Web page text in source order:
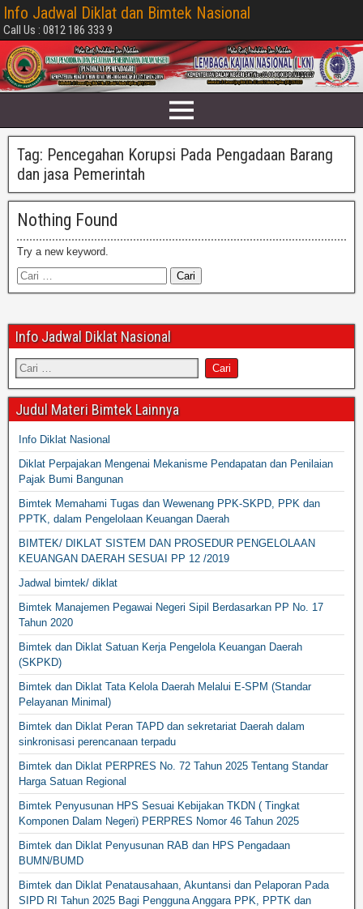
Info Jadwal Diklat dan Bimtek Nasional
Call Us : 0812 186 333 9
Tag: Pencegahan Korupsi Pada Pengadaan Barang
dan jasa Pemerintah
Nothing Found
Try a new keyword.
Info Jadwal Diklat Nasional
Judul Materi Bimtek Lainnya
Info Diklat Nasional
Diklat Perpajakan Mengenai Mekanisme Pendapatan dan Penilaian
Pajak Bumi Bangunan
Bimtek Memahami Tugas dan Wewenang PPK-SKPD, PPK dan
PPTK, dalam Pengelolaan Keuangan Daerah
BIMTEK/ DIKLAT SISTEM DAN PROSEDUR PENGELOLAAN
KEUANGAN DAERAH SESUAI PP 12 /2019
Jadwal bimtek/ diklat
Bimtek Manajemen Pegawai Negeri Sipil Berdasarkan PP No. 17
Tahun 2020
Bimtek dan Diklat Satuan Kerja Pengelola Keuangan Daerah
(SKPKD)
Bimtek dan Diklat Tata Kelola Daerah Melalui E-SPM (Standar
Pelayanan Minimal)
Bimtek dan Diklat Peran TAPD dan sekretariat Daerah dalam
sinkronisasi perencanaan terpadu
Bimtek dan Diklat PERPRES No. 72 Tahun 2025 Tentang Standar
Harga Satuan Regional
Bimtek Penyusunan HPS Sesuai Kebijakan TKDN ( Tingkat
Komponen Dalam Negeri) PERPRES Nomor 46 Tahun 2025
Bimtek dan Diklat Penyusunan RAB dan HPS Pengadaan
BUMN/BUMD
Bimtek dan Diklat Penatausahaan, Akuntansi dan Pelaporan Pada
SIPD RI Tahun 2025 Bagi Pengguna Anggara PPK, PPTK dan